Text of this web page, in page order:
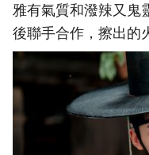
雅有氣質和潑辣又鬼
後聯手合作，擦出的